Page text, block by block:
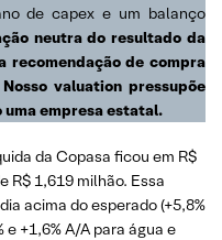
de capex e um balanço
neutra do resultado da
recomendação de compra
valuation pressupõe
uma empresa estatal.
da Copasa ficou em R$
R$ 1,619 milhão. Essa
acima do esperado (+5,8%
+1,6% A/A para água e